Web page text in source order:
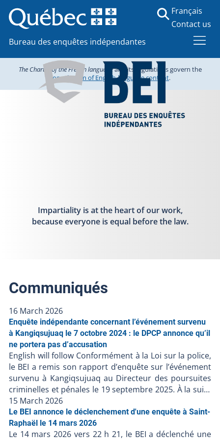
Bureau des enquêtes indépendantes
Français
Contact us
The Charter of the French languageand its regulations govern the
consultation of English-language content.
Impartiality is at the heart of our work,
because everyone is equal before the law.
Communiqués
16 March 2026
Enquête indépendante concernant l’événement survenu
à Kangiqsujuaq le 7 octobre 2024 : le DPCP annonce qu’il
ne portera pas d’accusation
English will follow Conformément à la Loi sur la police,
le BEI a remis son rapport d’enquête sur l’événement
survenu à Kangiqsujuaq au Directeur des poursuites
criminelles et pénales le 19 septembre 2025. À la suite
de la décision du DPCP de ne pas porter d’accusation
contre les policiers, et en l’absence de faits nouveaux,
le BEI ferme le dossier BEI-250617-001. Puisque des
accusations ont été portées contre une personne
15 March 2026
Le BEI annonce le déclenchement d'une enquête à Saint-
Raphaël le 14 mars 2026
Le 14 mars 2026 vers 22 h 21, le BEI a déclenché une